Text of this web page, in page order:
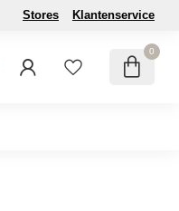
Stores Klantenservice
0